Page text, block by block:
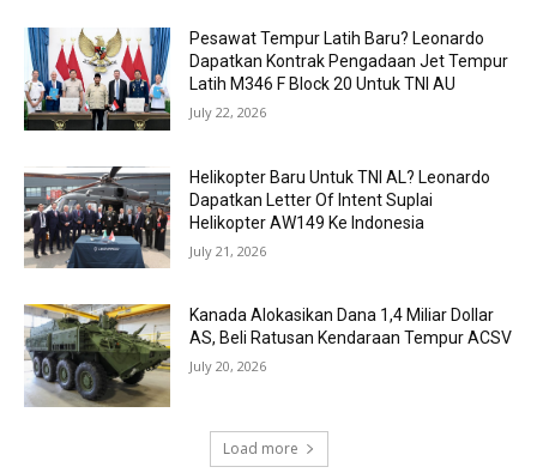
Pesawat Tempur Latih Baru? Leonardo
Dapatkan Kontrak Pengadaan Jet Tempur
Latih M346 F Block 20 Untuk TNI AU
July 22, 2026
Helikopter Baru Untuk TNI AL? Leonardo
Dapatkan Letter Of Intent Suplai
Helikopter AW149 Ke Indonesia
July 21, 2026
Kanada Alokasikan Dana 1,4 Miliar Dollar
AS, Beli Ratusan Kendaraan Tempur ACSV
July 20, 2026
Load more